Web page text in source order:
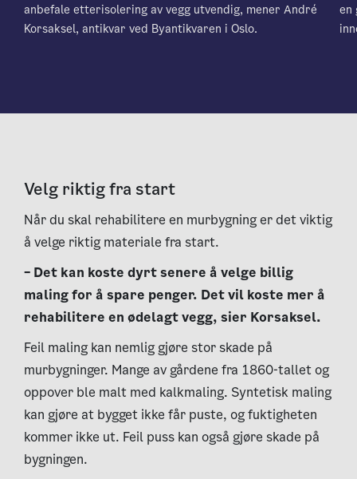
anbefale etterisolering av vegg utvendig, mener André
Korsaksel, antikvar ved Byantikvaren i Oslo.
en
Velg riktig fra start
Når du skal rehabilitere en murbygning er det viktig
å velge riktig materiale fra start.
– Det kan koste dyrt senere å velge billig
maling for å spare penger. Det vil koste mer å
rehabilitere en ødelagt vegg, sier Korsaksel.
Feil maling kan nemlig gjøre stor skade på
murbygninger. Mange av gårdene fra 1860-tallet og
oppover ble malt med kalkmaling. Syntetisk maling
kan gjøre at bygget ikke får puste, og fuktigheten
kommer ikke ut. Feil puss kan også gjøre skade på
bygningen.